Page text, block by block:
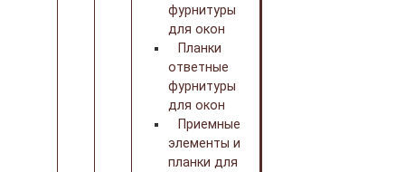
фурнитуры
для окон
Планки
ответные
фурнитуры
для окон
Приемные
элементы и
планки для